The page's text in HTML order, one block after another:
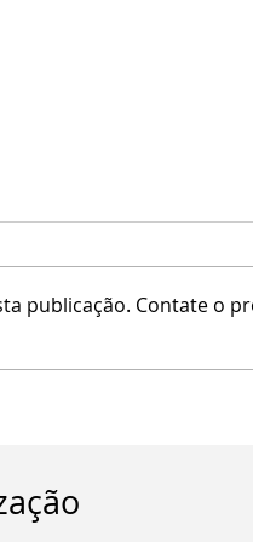
Guia que ajuda o
publicação. Contate o